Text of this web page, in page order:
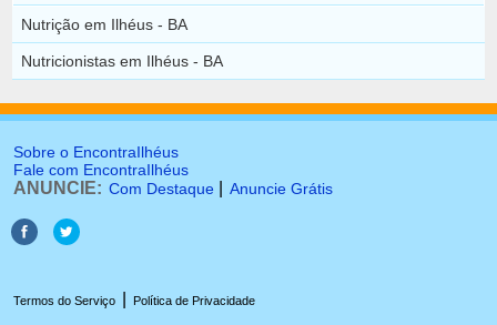
Nutrição em Ilhéus - BA
Nutricionistas em Ilhéus - BA
Sobre o EncontraIlhéus
Fale com EncontraIlhéus
ANUNCIE: Com Destaque Anuncie Grátis
Termos do Serviço Política de Privacidade